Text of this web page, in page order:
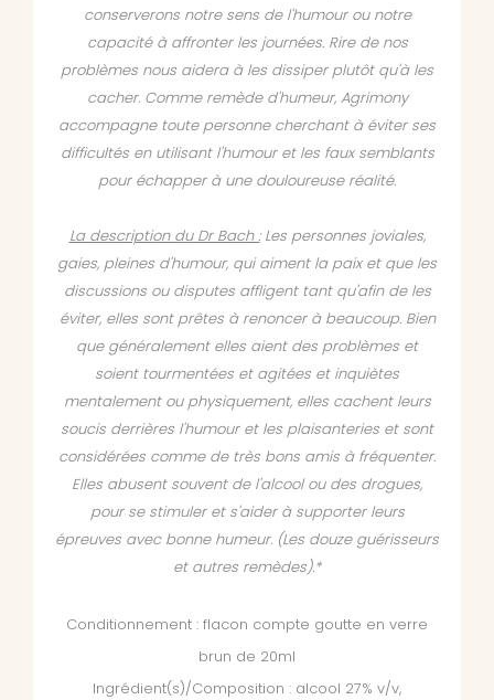
conserverons notre sens de l'humour ou notre
capacité à affronter les journées. Rire de nos
problèmes nous aidera à les dissiper plutôt qu'à les
cacher. Comme remède d'humeur, Agrimony
accompagne toute personne cherchant à éviter ses
difficultés en utilisant l'humour et les faux semblants
pour échapper à une douloureuse réalité.
La description du Dr Bach :Les personnes joviales,
gaies, pleines d'humour, qui aiment la paix et que les
discussions ou disputes affligent tant qu'afin de les
éviter, elles sont prêtes à renoncer à beaucoup. Bien
que généralement elles aient des problèmes et
soient tourmentées et agitées et inquiètes
mentalement ou physiquement, elles cachent leurs
soucis derrières l'humour et les plaisanteries et sont
considérées comme de très bons amis à fréquenter.
Elles abusent souvent de l'alcool ou des drogues,
pour se stimuler et s'aider à supporter leurs
épreuves avec bonne humeur. (Les douze guérisseurs
et autres remèdes).*
Conditionnement : flacon compte goutte en verre
brun de 20ml
Ingrédient(s)/Composition : alcool 27% v/v,